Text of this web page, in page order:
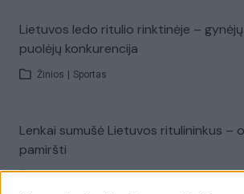
Lietuvos ledo ritulio rinktinėje –
puolėjų konkurencija
Žinios Sportas
Lenkai sumušė Lietuvos ritulininkus –
pamiršti
Žinios | Sportas